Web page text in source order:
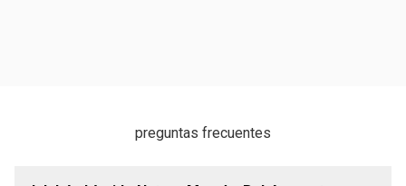
preguntas frecuentes